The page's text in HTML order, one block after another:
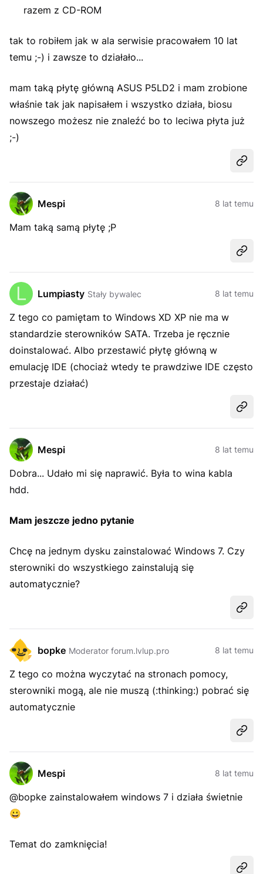
razem z CD-ROM
tak to robiłem jak w ala serwisie pracowałem 10 lat
temu ;-) i zawsze to działało...
mam taką płytę główną ASUS P5LD2 i mam zrobione
właśnie tak jak napisałem i wszystko działa, biosu
nowszego możesz nie znaleźć bo to leciwa płyta już
;-)
Mespi 8 lat temu
Mam taką samą płytę ;P
Lumpiasty Stały bywalec 8 lat temu
Z tego co pamiętam to Windows XD XP nie ma w
standardzie sterowników SATA. Trzeba je ręcznie
doinstalować. Albo przestawić płytę główną w
emulację IDE (chociaż wtedy te prawdziwe IDE często
przestaje działać)
Mespi 8 lat temu
Dobra... Udało mi się naprawić. Była to wina kabla
hdd.
Mam jeszcze jedno pytanie
Chcę na jednym dysku zainstalować Windows 7. Czy
sterowniki do wszystkiego zainstalują się
automatycznie?
bopke Moderator forum.lvlup.pro 8 lat temu
Z tego co można wyczytać na stronach pomocy,
sterowniki mogą, ale nie muszą (:thinking:) pobrać się
automatycznie
Mespi 8 lat temu
@bopke zainstalowałem windows 7 i działa świetnie
😀
Temat do zamknięcia!